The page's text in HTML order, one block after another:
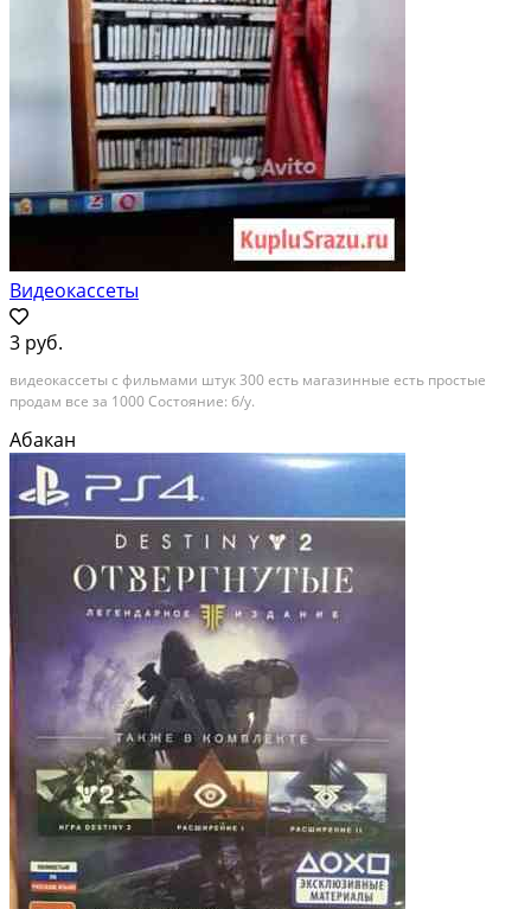
Видеокассеты
3 руб.
видеокассеты с фильмами штук 300 есть магазинные есть простые
продам все за 1000 Состояние: б/у.
Абакан